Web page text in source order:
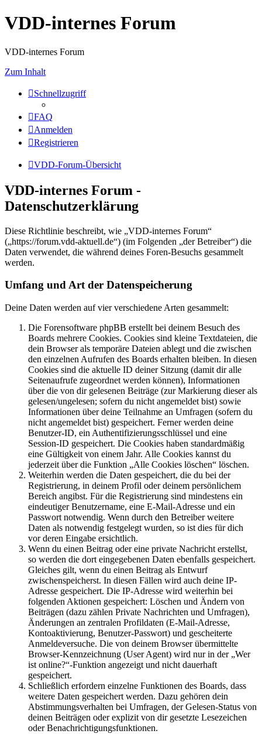
VDD-internes Forum
VDD-internes Forum
Zum Inhalt
Schnellzugriff
FAQ
Anmelden
Registrieren
VDD-Forum-Übersicht
VDD-internes Forum -
Datenschutzerklärung
Diese Richtlinie beschreibt, wie „VDD-internes Forum“
(„https://forum.vdd-aktuell.de“) (im Folgenden „der Betreiber“) die
Daten verwendet, die während deines Foren-Besuchs gesammelt
werden.
Umfang und Art der Datenspeicherung
Deine Daten werden auf vier verschiedene Arten gesammelt:
Die Forensoftware phpBB erstellt bei deinem Besuch des
Boards mehrere Cookies. Cookies sind kleine Textdateien, die
dein Browser als temporäre Dateien ablegt und die zwischen
den einzelnen Aufrufen des Boards erhalten bleiben. In diesen
Cookies sind die aktuelle ID deiner Sitzung (damit dir alle
Seitenaufrufe zugeordnet werden können), Informationen
über die von dir gelesenen Beiträge (zur Markierung dieser als
gelesen/ungelesen; sofern du nicht angemeldet bist) sowie
Informationen über deine Teilnahme an Umfragen (sofern du
nicht angemeldet bist) gespeichert. Ferner werden deine
Benutzer-ID, ein Authentifizierungsschlüssel und eine
Session-ID gespeichert. Die Cookies haben standardmäßig
eine Gültigkeit von einem Jahr. Alle Cookies kannst du
jederzeit über die Funktion „Alle Cookies löschen“ löschen.
Weiterhin werden die Daten gespeichert, die du bei der
Registrierung, in deinem Profil oder deinem persönlichem
Bereich angibst. Für die Registrierung sind mindestens ein
eindeutiger Benutzername, eine E-Mail-Adresse und ein
Passwort notwendig. Wenn durch den Betreiber weitere
Daten als notwendig festgelegt wurden, so ist dies für dich
vor deren Eingabe ersichtlich.
Wenn du einen Beitrag oder eine private Nachricht erstellst,
so werden die dort eingegebenen Daten ebenfalls gespeichert.
Gleiches gilt, wenn du einen Beitrag als Entwurf
zwischenspeicherst. In diesen Fällen wird auch deine IP-
Adresse gespeichert. Die IP-Adresse wird weiterhin bei
folgenden Aktionen gespeichert: Löschen und Ändern von
Beiträgen (dazu zählen Private Nachrichten und Umfragen),
Änderungen an zentralen Profildaten (E-Mail-Adresse,
Kontoaktivierung, Benutzer-Passwort) und gescheiterte
Anmeldeversuche. Die von deinem Browser übermittelte
Browser-Kennzeichnung (User Agent) wird nur in der „Wer
ist online?“-Funktion angezeigt und nicht dauerhaft
gespeichert.
Schließlich erfordern einzelne Funktionen des Boards, dass
weitere Daten gespeichert werden. Dazu gehören dein
Abstimmungsverhalten bei Umfragen, der Gelesen-Status von
deinen Beiträgen oder explizit von dir gesetzte Lesezeichen
oder Benachrichtigungsfunktionen.